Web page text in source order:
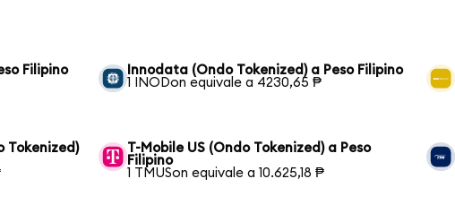
Filipino
Innodata (Ondo Tokenized) a Peso Filipino
1 INODon equivale a 4230,65 ₱
Tokenized)
T-Mobile US (Ondo Tokenized) a Peso
Filipino
1 TMUSon equivale a 10.625,18 ₱